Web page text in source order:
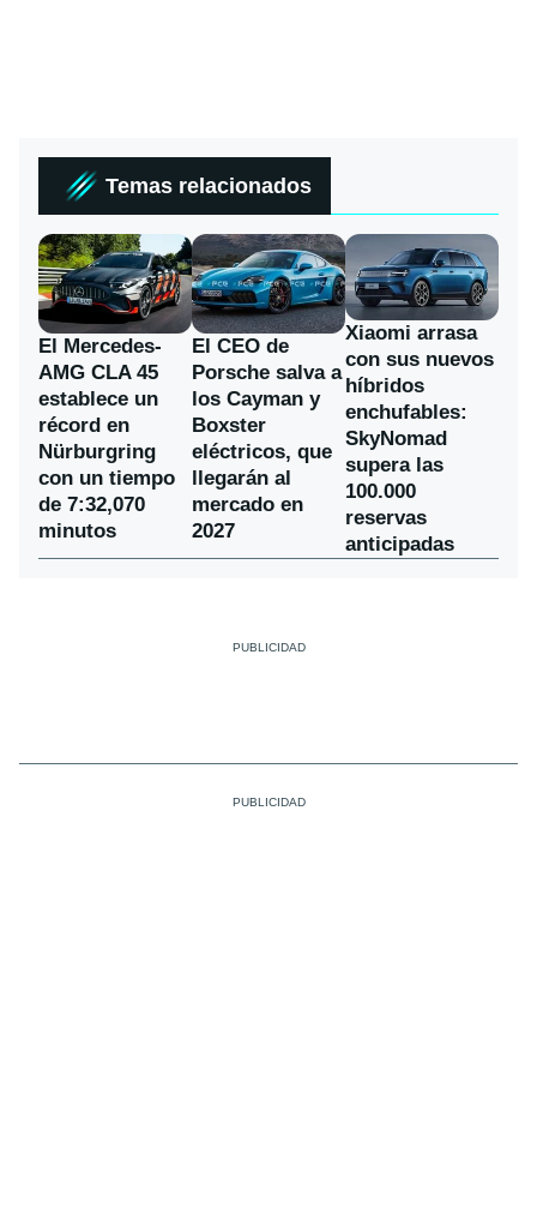
Temas relacionados
El Mercedes-
AMG CLA 45
establece un
récord en
Nürburgring
con un tiempo
de 7:32,070
minutos
El CEO de
Porsche salva a
los Cayman y
Boxster
eléctricos, que
llegarán al
mercado en
2027
Xiaomi arrasa
con sus nuevos
híbridos
enchufables:
SkyNomad
supera las
100.000
reservas
anticipadas